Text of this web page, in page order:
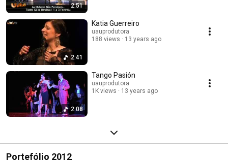
2:51
2:41
Katia Guerreiro
uauprodutora
188 views
13 years ago
2:08
Tango Pasión
uauprodutora
1K views
13 years ago
Portefólio 2012